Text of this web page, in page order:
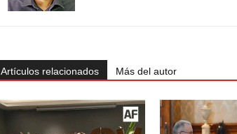
Artículos relacionados Más del autor